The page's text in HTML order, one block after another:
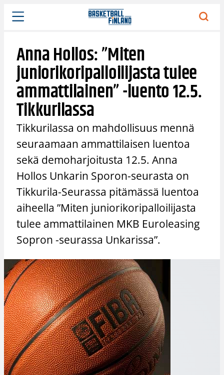
Siirry
sisältöön
Anna Hollos: ”Miten
juniorikoripalloilijasta tulee
ammattilainen” -luento 12.5.
Tikkurilassa
Tikkurilassa on mahdollisuus mennä
seuraamaan ammattilaisen luentoa
sekä demoharjoitusta 12.5. Anna
Hollos Unkarin Sporon-seurasta on
Tikkurila-Seurassa pitämässä luentoa
aiheella ”Miten juniorikoripalloilijasta
tulee ammattilainen MKB Euroleasing
Sopron -seurassa Unkarissa”.